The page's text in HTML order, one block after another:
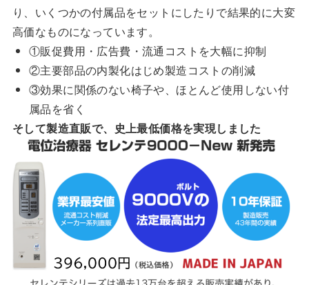
り、いくつかの付属品をセットにしたりで結果的に大変
高価なものになっています。
①販促費用・広告費・流通コストを大幅に抑制
②主要部品の内製化はじめ製造コストの削減
③効果に関係のない椅子や、ほとんど使用しない付
属品を省く
そして製造直販で、史上最低価格を実現しました